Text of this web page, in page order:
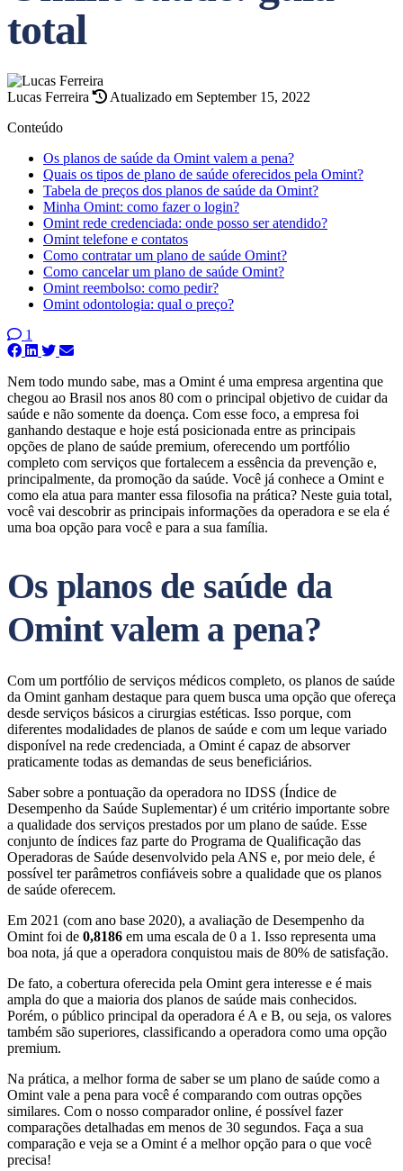
total
Lucas Ferreira
Atualizado em September 15, 2022
Conteúdo
Os planos de saúde da Omint valem a pena?
Quais os tipos de plano de saúde oferecidos pela Omint?
Tabela de preços dos planos de saúde da Omint?
Minha Omint: como fazer o login?
Omint rede credenciada: onde posso ser atendido?
Omint telefone e contatos
Como contratar um plano de saúde Omint?
Como cancelar um plano de saúde Omint?
Omint reembolso: como pedir?
Omint odontologia: qual o preço?
1
Nem todo mundo sabe, mas a Omint é uma empresa argentina que
chegou ao Brasil nos anos 80 com o principal objetivo de cuidar da
saúde e não somente da doença. Com esse foco, a empresa foi
ganhando destaque e hoje está posicionada entre as principais
opções de plano de saúde premium, oferecendo um portfólio
completo com serviços que fortalecem a essência da prevenção e,
principalmente, da promoção da saúde. Você já conhece a Omint e
como ela atua para manter essa filosofia na prática? Neste guia total,
você vai descobrir as principais informações da operadora e se ela é
uma boa opção para você e para a sua família.
Os planos de saúde da
Omint valem a pena?
Com um portfólio de serviços médicos completo, os planos de saúde
da Omint ganham destaque para quem busca uma opção que ofereça
desde serviços básicos a cirurgias estéticas. Isso porque, com
diferentes modalidades de planos de saúde e com um leque variado
disponível na rede credenciada, a Omint é capaz de absorver
praticamente todas as demandas de seus beneficiários.
Saber sobre a pontuação da operadora no IDSS (Índice de
Desempenho da Saúde Suplementar) é um critério importante sobre
a qualidade dos serviços prestados por um plano de saúde. Esse
conjunto de índices faz parte do Programa de Qualificação das
Operadoras de Saúde desenvolvido pela ANS e, por meio dele, é
possível ter parâmetros confiáveis sobre a qualidade que os planos
de saúde oferecem.
Em 2021 (com ano base 2020), a avaliação de Desempenho da
Omint foi de 0,8186 em uma escala de 0 a 1. Isso representa uma
boa nota, já que a operadora conquistou mais de 80% de satisfação.
De fato, a cobertura oferecida pela Omint gera interesse e é mais
ampla do que a maioria dos planos de saúde mais conhecidos.
Porém, o público principal da operadora é A e B, ou seja, os valores
também são superiores, classificando a operadora como uma opção
premium.
Na prática, a melhor forma de saber se um plano de saúde como a
Omint vale a pena para você é comparando com outras opções
similares. Com o nosso comparador online, é possível fazer
comparações detalhadas em menos de 30 segundos. Faça a sua
comparação e veja se a Omint é a melhor opção para o que você
precisa!